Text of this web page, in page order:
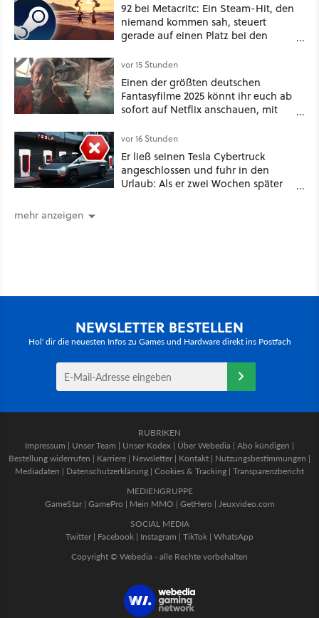
92 bei Metacritc: Ein Steam-Hit, den
niemand kommen sah, steuert
gerade auf einen Platz bei den
vor 15 Stunden
Einen der größten deutschen
Fantasyfilme 2025 könnt ihr euch ab
sofort auf Netflix anschauen, mit
vor 16 Stunden
Er ließ seinen Tesla Cybertruck
angeschlossen und fuhr in den
Urlaub: Als er zwei Wochen später
mehr anzeigen
NEWSLETTER BESTELLEN
Hol' dir die neuesten Infos zu Games und Hardware direkt ins Postfach
RUBRIKEN
Impressum | Unser Team | Unser Kodex | Über Webedia | Abo kündigen |
Bestellung widerrufen | Karriere | Newsletter | Kontakt | Nutzungsbestimmungen |
Mediadaten | Datenschutzerklärung | Cookies & Tracking | Transparenzbericht
MEDIENGRUPPE
GameStar| GamePro | Mein MMO | GetHero | Jeuxvideo.com
SOCIAL MEDIA
Twitter | Facebook | Instagram | TikTok | WhatsApp
Copyright © Webedia - alle Rechte vorbehalten